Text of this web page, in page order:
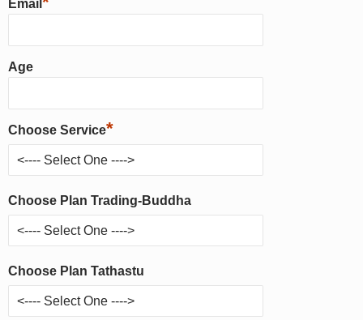
Email
Age
Choose Service*
Choose Plan Trading-Buddha
Choose Plan Tathastu